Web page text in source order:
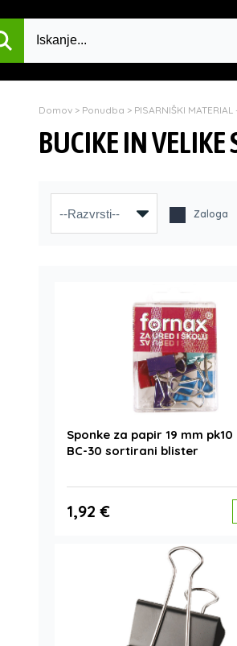
Domov > Ponudba > PISARNIŠKI
BUCIKE IN VELIKE
Zaloga
Sponke za papir 19 mm
BC-30 sortirani blister
1,92 €